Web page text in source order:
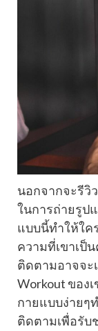
นอกจากจะรีวิว
ในการถ่ายรูป
แบบนี้ทำให้ใค
ความที่เขาเป็
ติดตามอาจจะ
Workout ของ
กายแบบง่ายๆ
ติดตามเพื่อรับ